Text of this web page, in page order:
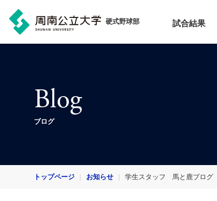
硬式野球部 試合結果
Blog
ブログ
トップページ お知らせ 学生スタッフ 馬と鹿ブログ